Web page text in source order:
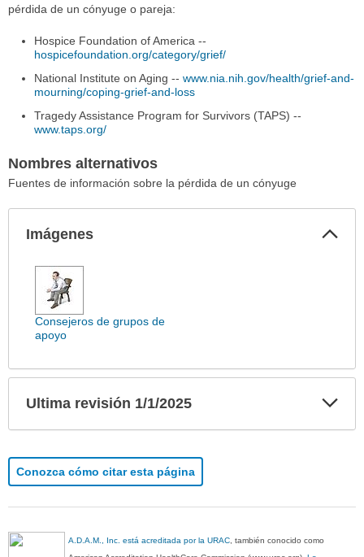
pérdida de un cónyuge o pareja:
Hospice Foundation of America --
hospicefoundation.org/category/grief/
National Institute on Aging --www.nia.nih.gov/health/grief-and-
mourning/coping-grief-and-loss
Tragedy Assistance Program for Survivors (TAPS) --
www.taps.org/
Nombres alternativos
Fuentes de información sobre la pérdida de un cónyuge
Imágenes
Imágenes
extendido.
Consejeros de grupos de
apoyo
Ultima revisión 1/1/2025
Conozca cómo citar esta página
A.D.A.M., Inc. está acreditada por la URAC, también conocido como